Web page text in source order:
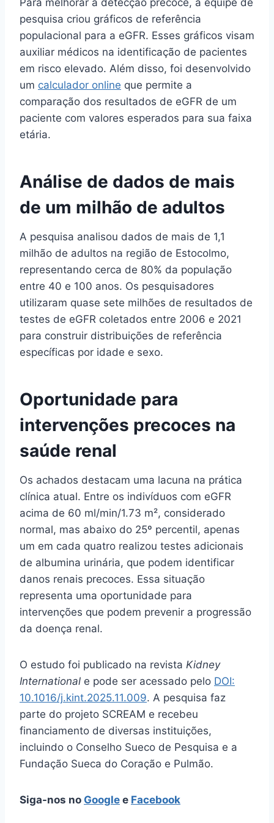
pesquisa criou gráficos de referência
populacional para a eGFR. Esses gráficos visam
auxiliar médicos na identificação de pacientes
em risco elevado. Além disso, foi desenvolvido
um calculador online que permite a
comparação dos resultados de eGFR de um
paciente com valores esperados para sua faixa
etária.
Análise de dados de mais
de um milhão de adultos
A pesquisa analisou dados de mais de 1,1
milhão de adultos na região de Estocolmo,
representando cerca de 80% da população
entre 40 e 100 anos. Os pesquisadores
utilizaram quase sete milhões de resultados de
testes de eGFR coletados entre 2006 e 2021
para construir distribuições de referência
específicas por idade e sexo.
Oportunidade para
intervenções precoces na
saúde renal
Os achados destacam uma lacuna na prática
clínica atual. Entre os indivíduos com eGFR
acima de 60 ml/min/1.73 m², considerado
normal, mas abaixo do 25º percentil, apenas
um em cada quatro realizou testes adicionais
de albumina urinária, que podem identificar
danos renais precoces. Essa situação
representa uma oportunidade para
intervenções que podem prevenir a progressão
da doença renal.
O estudo foi publicado na revista Kidney
International e pode ser acessado pelo DOI:
10.1016/j.kint.2025.11.009. A pesquisa faz
parte do projeto SCREAM e recebeu
financiamento de diversas instituições,
incluindo o Conselho Sueco de Pesquisa e a
Fundação Sueca do Coração e Pulmão.
Siga-nos no Google e Facebook